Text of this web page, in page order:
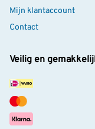
Mijn klantaccount
Contact
Veilig en